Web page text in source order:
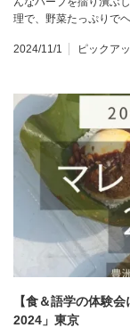
理で、野菜たっぷりで
2024/11/1 ピックア
【食＆語学の体験
2024」東京